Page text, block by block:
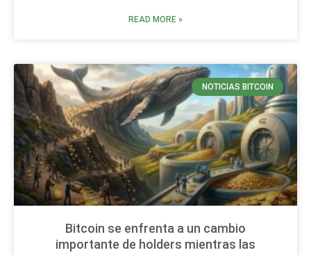
READ MORE »
NOTICIAS BITCOIN
Bitcoin se enfrenta a un cambio
importante de holders mientras las